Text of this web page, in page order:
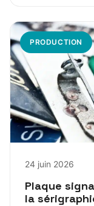
PRODUCTION
24 juin 2026
Plaque
la